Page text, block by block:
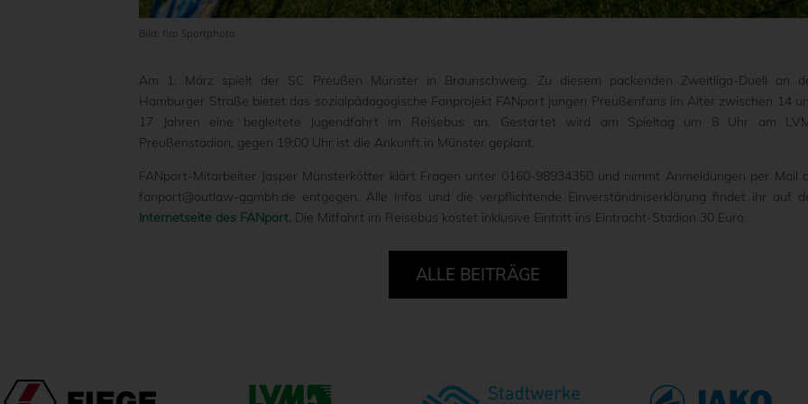
Bild: firo Sportphoto
Am 1. März spielt der SC Preußen Münster in Braunschweig. Zu diesem packenden Zweitliga-Duell an
Hamburger Straße bietet das sozialpädagogische Fanprojekt FANport jungen Preußenfans im Alter zwischen 14
17 Jahren eine begleitete Jugendfahrt im Reisebus an. Gestartet wird am Spieltag um 8 Uhr am
Preußenstadion, gegen 19:00 Uhr ist die Ankunft in Münster geplant.
FANport-Mitarbeiter Jasper Münsterkötter klärt Fragen unter 0160-98934350 und nimmt Anmeldungen per Mail
fanport@outlaw-ggmbh.de entgegen. Alle Infos und die verpflichtende Einverständniserklärung findet ihr auf
Internetseite des FANport. Die Mitfahrt im Reisebus kostet inklusive Eintritt ins Eintracht-Stadion 30 Euro.
ALLE BEITRÄGE